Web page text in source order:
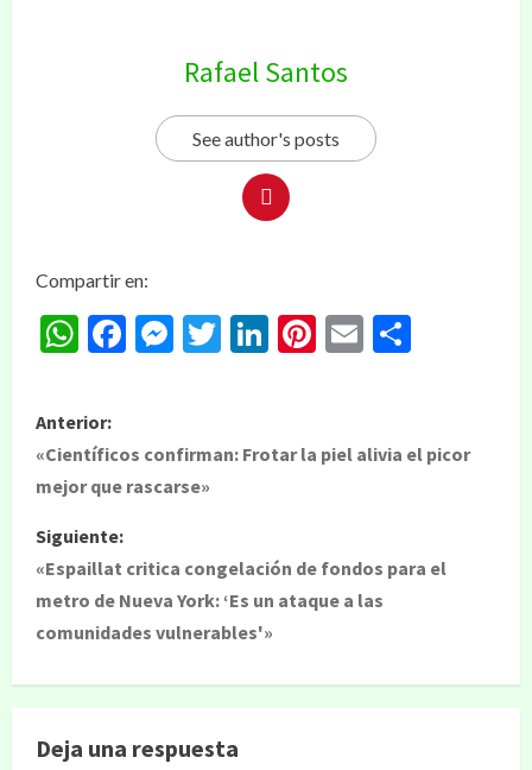
Rafael Santos
See author's posts
Compartir en:
WhatsApp
Facebook
Messenger
Twitter
LinkedIn
Pinterest
Email
Anterior:
«Científicos confirman: Frotar la piel alivia el picor
mejor que rascarse»
Siguiente:
«Espaillat critica congelación de fondos para el
metro de Nueva York: ‘Es un ataque a las
comunidades vulnerables'»
Deja una respuesta